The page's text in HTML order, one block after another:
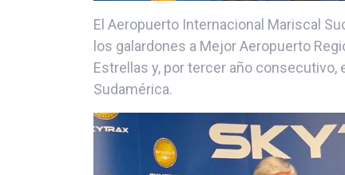
El Aeropuerto Internacional Mariscal
los galardones a Mejor Aeropuerto
Estrellas y, por tercer año consecutivo,
Sudamérica.